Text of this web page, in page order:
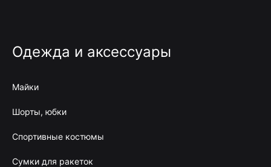
Одежда и аксессуары
Майки
Шорты, юбки
Спортивные костюмы
Сумки для ракеток